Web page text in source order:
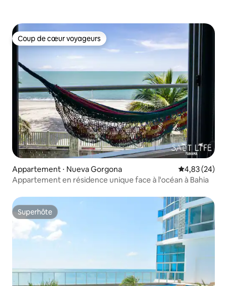
Coup de cœur voyageurs
Coup de cœur voyageurs
Appartement ⋅ Nueva Gorgona Évaluation
4,83 (24)
Appartement en résidence unique face à l'océan à Bahia
Superhôte
Superhôte